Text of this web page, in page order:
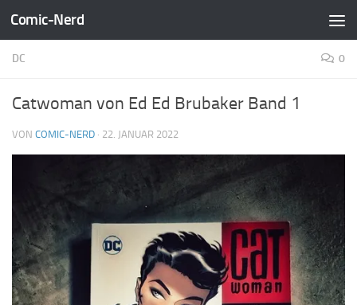
Zum Inhalt springen
Comic-Nerd
DC 0
Catwoman von Ed Ed Brubaker Band 1
VON COMIC-NERD · 22. JANUAR 2022